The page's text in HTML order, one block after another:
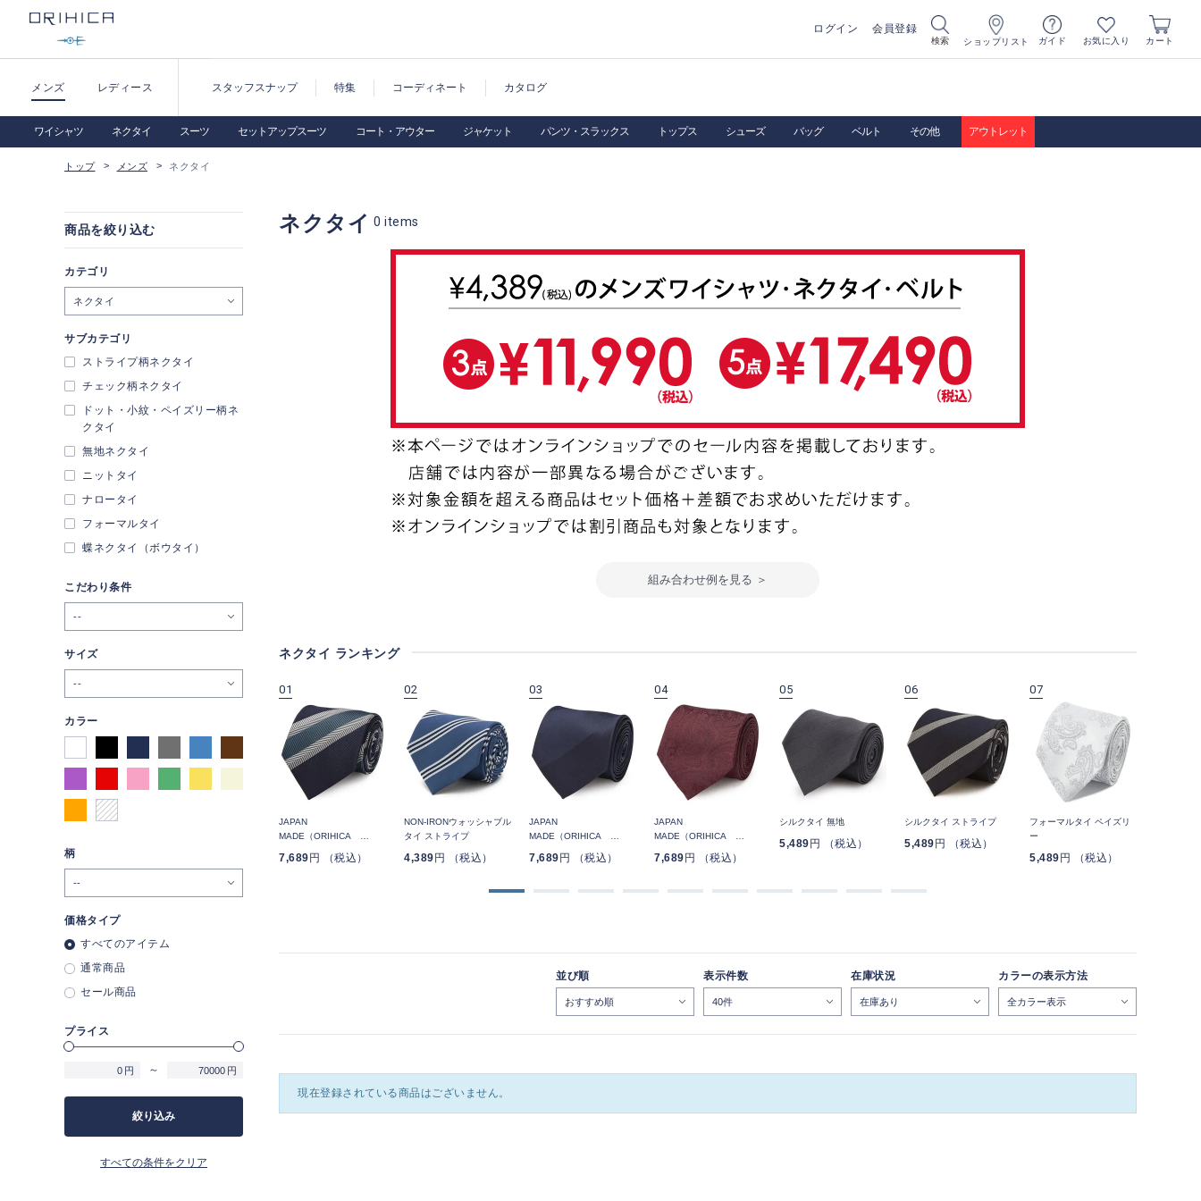
ログイン 会員登録
検索 ショップリスト ガイド お気に入り カート
メンズ レディース スタッフスナップ 特集 コーディネート カタログ
ワイシャツ ネクタイ スーツ セットアップスーツ コート・アウター ジャケット パンツ・スラックス トップス シューズ バッグ ベルト その他 アウトレット
トップ メンズ ネクタイ
ネクタイ 0 items
組み合わせ例を見る ＞
ネクタイ ランキング
NON-IRONウォッシャブル
円 （税込）
01
JAPAN
MADE（ORIHICA
ストライプ
7,689 円 （税込）
02
NON-IRONウォッシャブル
タイ ストライプ
4,389 円 （税込）
03
JAPAN
MADE（ORIHICA
無地
7,689 円 （税込）
04
JAPAN
MADE（ORIHICA
ペイズリー
7,689 円 （税込）
05
シルクタイ 無地
5,489 円 （税込）
06
シルクタイ ストライプ
5,489 円 （税込）
07
フォーマルタイ ペイズリ
ー
5,489 円 （税込）
並び順 表示件数 在庫状況 カラーの表示方法
現在登録されている商品はございません。
商品を絞り込む
カテゴリ
ネクタイ
サブカテゴリ
ストライプ柄ネクタイ
チェック柄ネクタイ
ドット・小紋・ペイズリー柄ネ
クタイ
無地ネクタイ
ニットタイ
ナロータイ
フォーマルタイ
蝶ネクタイ（ボウタイ）
こだわり条件
--
サイズ
--
カラー
柄
価格タイプ
すべてのアイテム
通常商品
セール商品
プライス
円 ～ 円
絞り込み
すべての条件をクリア